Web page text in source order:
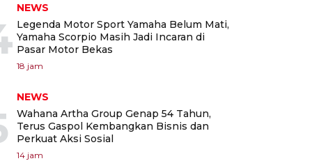
NEWS
Legenda Motor Sport Yamaha Belum Mati,
Yamaha Scorpio Masih Jadi Incaran di
Pasar Motor Bekas
18 jam
NEWS
Wahana Artha Group Genap 54 Tahun,
Terus Gaspol Kembangkan Bisnis dan
Perkuat Aksi Sosial
14 jam